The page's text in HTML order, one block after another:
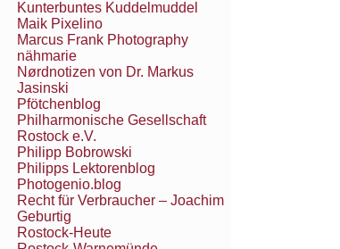
Kunterbuntes Kuddelmuddel
Maik Pixelino
Marcus Frank Photography
nähmarie
Nørdnotizen von Dr. Markus
Jasinski
Pfötchenblog
Philharmonische Gesellschaft
Rostock e.V.
Philipp Bobrowski
Philipps Lektorenblog
Photogenio.blog
Recht für Verbraucher – Joachim
Geburtig
Rostock-Heute